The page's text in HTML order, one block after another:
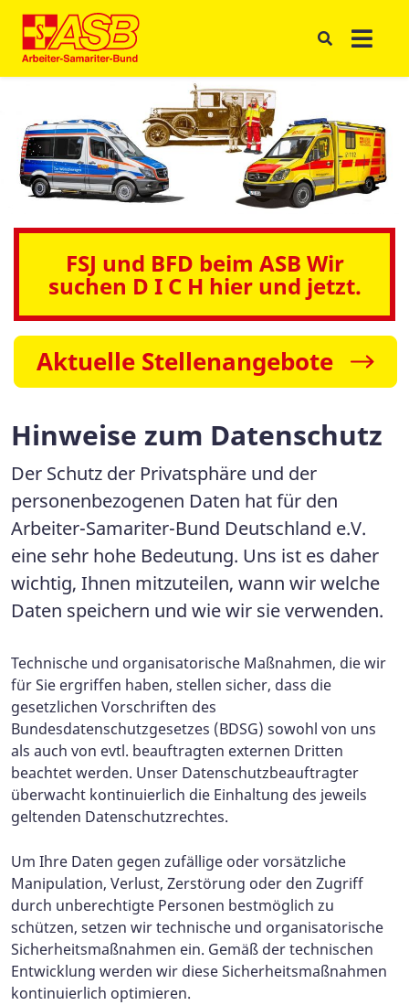
FSJ und BFD beim ASB Wir
suchen D I C H hier und jetzt.
Aktuelle Stellenangebote
Hinweise zum Datenschutz
Der Schutz der Privatsphäre und der
personenbezogenen Daten hat für den
Arbeiter-Samariter-Bund Deutschland e.V.
eine sehr hohe Bedeutung. Uns ist es daher
wichtig, Ihnen mitzuteilen, wann wir welche
Daten speichern und wie wir sie verwenden.
Technische und organisatorische Maßnahmen, die wir
für Sie ergriffen haben, stellen sicher, dass die
gesetzlichen Vorschriften des
Bundesdatenschutzgesetzes (BDSG) sowohl von uns
als auch von evtl. beauftragten externen Dritten
beachtet werden. Unser Datenschutzbeauftragter
überwacht kontinuierlich die Einhaltung des jeweils
geltenden Datenschutzrechtes.
Um Ihre Daten gegen zufällige oder vorsätzliche
Manipulation, Verlust, Zerstörung oder den Zugriff
durch unberechtigte Personen bestmöglich zu
schützen, setzen wir technische und organisatorische
Sicherheitsmaßnahmen ein. Gemäß der technischen
Entwicklung werden wir diese Sicherheitsmaßnahmen
kontinuierlich optimieren.